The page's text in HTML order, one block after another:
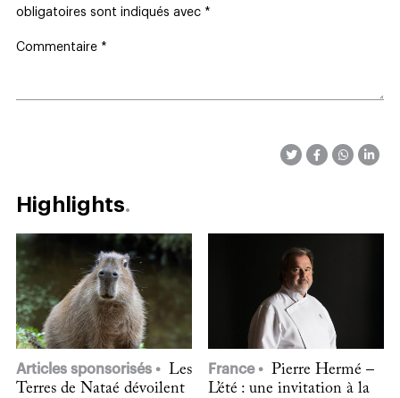
obligatoires sont indiqués avec *
Commentaire *
Highlights
Articles sponsorisés
Les
Terres de Nataé dévoilent
France
Pierre Hermé –
L’été : une invitation à la